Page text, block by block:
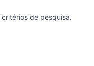
de pesquisa.